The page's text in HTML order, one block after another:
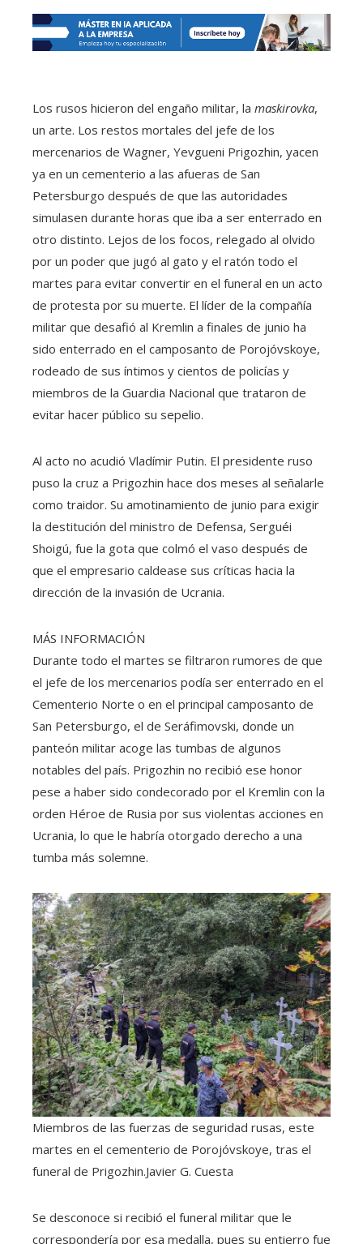
Los rusos hicieron del engaño militar, la maskirovka,
un arte. Los restos mortales del jefe de los
mercenarios de Wagner, Yevgueni Prigozhin, yacen
ya en un cementerio a las afueras de San
Petersburgo después de que las autoridades
simulasen durante horas que iba a ser enterrado en
otro distinto. Lejos de los focos, relegado al olvido
por un poder que jugó al gato y el ratón todo el
martes para evitar convertir en el funeral en un acto
de protesta por su muerte. El líder de la compañía
militar que desafió al Kremlin a finales de junio ha
sido enterrado en el camposanto de Porojóvskoye,
rodeado de sus íntimos y cientos de policías y
miembros de la Guardia Nacional que trataron de
evitar hacer público su sepelio.
Al acto no acudió Vladímir Putin. El presidente ruso
puso la cruz a Prigozhin hace dos meses al señalarle
como traidor. Su amotinamiento de junio para exigir
la destitución del ministro de Defensa, Serguéi
Shoigú, fue la gota que colmó el vaso después de
que el empresario caldease sus críticas hacia la
dirección de la invasión de Ucrania.
MÁS INFORMACIÓN
Durante todo el martes se filtraron rumores de que
el jefe de los mercenarios podía ser enterrado en el
Cementerio Norte o en el principal camposanto de
San Petersburgo, el de Seráfimovski, donde un
panteón militar acoge las tumbas de algunos
notables del país. Prigozhin no recibió ese honor
pese a haber sido condecorado por el Kremlin con la
orden Héroe de Rusia por sus violentas acciones en
Ucrania, lo que le habría otorgado derecho a una
tumba más solemne.
Miembros de las fuerzas de seguridad rusas, este
martes en el cementerio de Porojóvskoye, tras el
funeral de Prigozhin.Javier G. Cuesta
Se desconoce si recibió el funeral militar que le
correspondería por esa medalla, pues su entierro fue